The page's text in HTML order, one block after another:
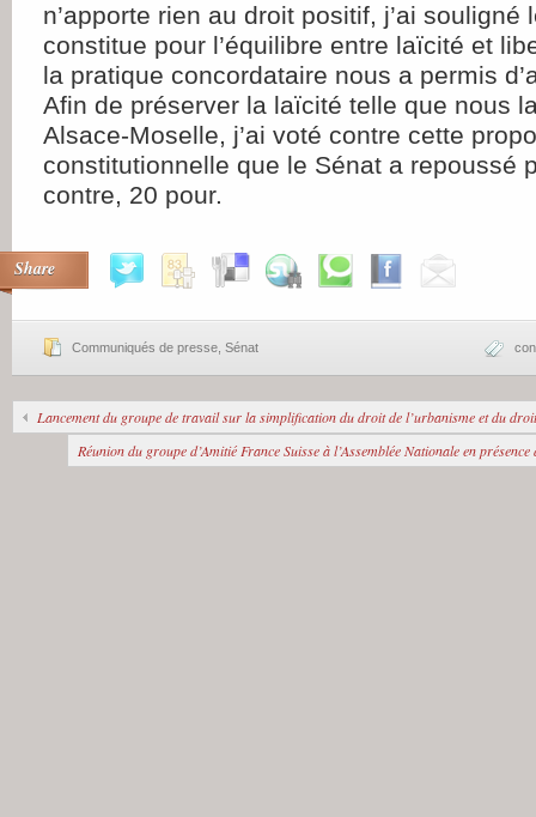
n’apporte rien au droit positif, j’ai souligné
constitue pour l’équilibre entre laïcité et
la pratique concordataire nous a permis
Afin de préserver la laïcité telle que nous
Alsace-Moselle, j’ai voté contre cette
constitutionnelle que le Sénat a repoussé
contre, 20 pour.
Share
Communiqués de presse Sénat
Lancement du groupe de travail sur la simplification du droit de l’urbanisme et du
Réunion du groupe d’Amitié France Suisse à l’Assemblée Nationale en